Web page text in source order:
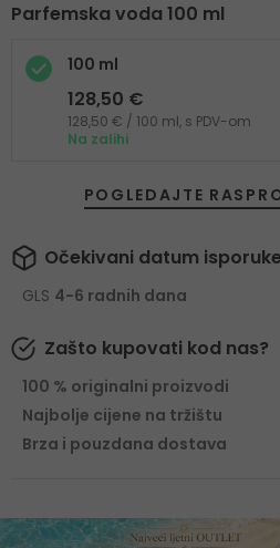
Parfemska voda 100 ml
100 ml
128,50 €
128,50 € / 100 ml, s PDV-om
Na zalihi
POGLEDAJTE
Očekivani datum isporuke
GLS 4-6 radnih dana
Zašto kupovati kod nas?
100 % originalni proizvodi
Najbolje cijene na tržištu
Brza i pouzdana dostava